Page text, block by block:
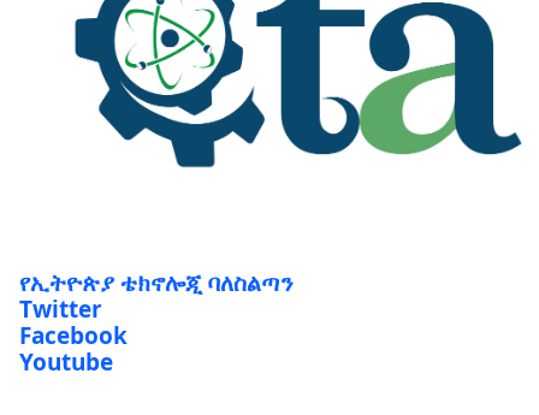
የኢትዮጵያ ቴክኖሎጂ ባለስልጣን
Twitter
Facebook
Youtube